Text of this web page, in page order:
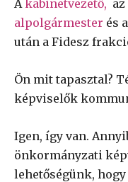
A kabinetvezető, az
alpolgármester és a
után a Fidesz
Ön mit tapasztal?
képviselők
Igen, így van.
önkormányzati
lehetőségünk,